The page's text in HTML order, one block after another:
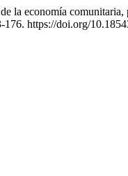
la economía
176. https://doi.org/